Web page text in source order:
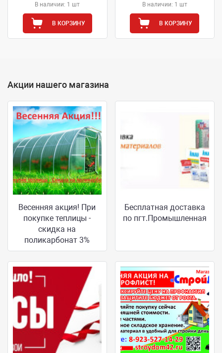
В наличии: 1 шт
В КОРЗИНУ
В наличии: 1 шт
В КОРЗИНУ
Акции нашего магазина
Весенняя акция! При
покупке теплицы -
скидка на
поликарбонат 3%
Бесплатная доставка
по пгт.Промышленная